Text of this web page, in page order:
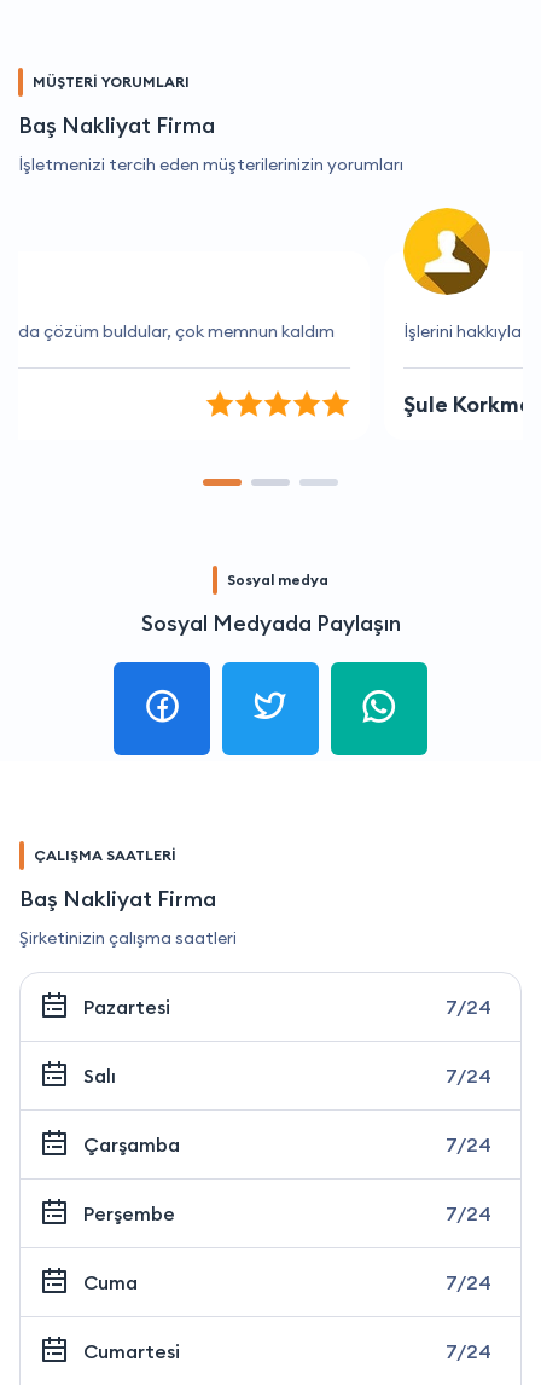
MÜŞTERİ YORUMLARI
Baş Nakliyat Firma
İşletmenizi tercih eden müşterilerinizin yorumları
İşlerini hakkıyla yapıyorlar
Sosyal medya
Sosyal Medyada Paylaşın
ÇALIŞMA SAATLERİ
Baş Nakliyat Firma
Şirketinizin çalışma saatleri
Pazartesi 7/24
Salı 7/24
Çarşamba 7/24
Perşembe 7/24
Cuma 7/24
Cumartesi 7/24